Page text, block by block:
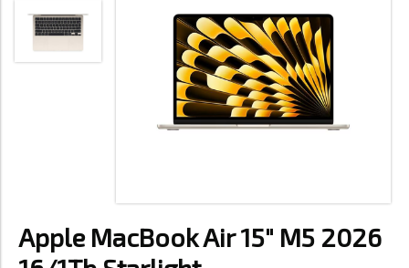
Apple MacBook Air 15" M5 2026